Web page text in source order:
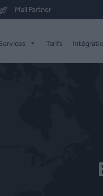
Mail Partner
Tarifs